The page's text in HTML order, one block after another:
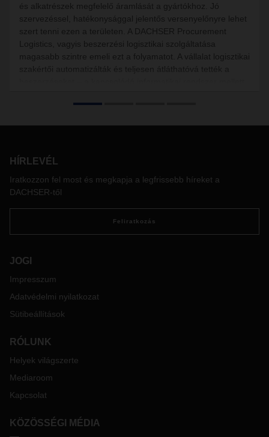
és alkatrészek megfelelő áramlását a gyártókhoz. Jó
szervezéssel, hatékonysággal jelentős versenyelőnyre lehet
szert tenni ezen a területen. A DACHSER Procurement
Logistics, vagyis beszerzési logisztikai szolgáltatása
magasabb szintre emeli ezt a folyamatot. A vállalat logisztikai
szakértői automatizálták és teljesen átláthatóvá tették a
Control Tower játszik szerepet. Az importőr dolga ebben az
HÍRLEVÉL
Iratkozzon fel most és megkapja a legfrissebb híreket a
DACHSER-től
Feliratkozás
JOGI
Impresszum
Adatvédelmi nyilatkozat
Sütibeállítások
RÓLUNK
Helyek világszerte
Mediaroom
Kapcsolat
KÖZÖSSÉGI MÉDIA